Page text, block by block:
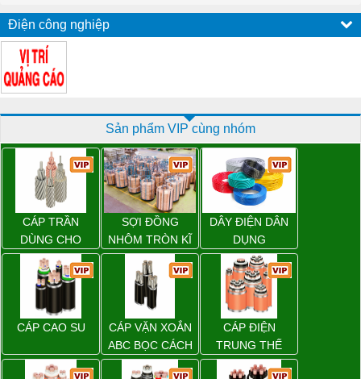
Điện công nghiệp
Sản phẩm VIP cùng nhóm
CÁP TRẦN
DÙNG CHO
ĐƯỜNG DÂY
TẢI ĐIỆN TRÊN
KHÔNG
SỢI ĐỒNG
NHÔM TRÒN KĨ
THUẬT ĐIỆN
DÂY ĐIỆN DÂN
DỤNG
CÁP CAO SU
CÁP VẶN XOẮN
ABC BỌC CÁCH
ĐIỆN XLPE
CÁP ĐIỆN
TRUNG THẾ